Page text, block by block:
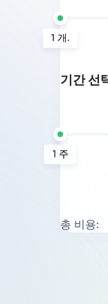
1 개.
기간 선
1 주
총 비용: